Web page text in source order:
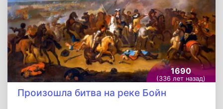
основой Славяно-греко-латинской академии,
впоследствии преобразованной в Московскую
духовную академию.
1690
(336 лет назад)
Произошла битва на реке Бойн